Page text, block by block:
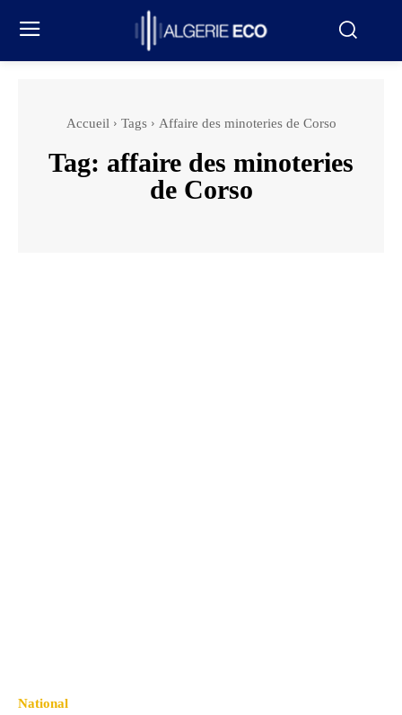
Accueil Tags Affaire des minoteries de Corso
Tag: affaire des minoteries
de Corso
National